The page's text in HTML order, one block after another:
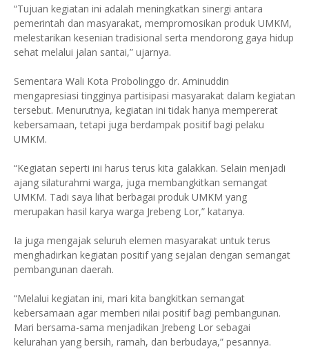
“Tujuan kegiatan ini adalah meningkatkan sinergi antara
pemerintah dan masyarakat, mempromosikan produk UMKM,
melestarikan kesenian tradisional serta mendorong gaya hidup
sehat melalui jalan santai,” ujarnya.
Sementara Wali Kota Probolinggo dr. Aminuddin
mengapresiasi tingginya partisipasi masyarakat dalam kegiatan
tersebut. Menurutnya, kegiatan ini tidak hanya mempererat
kebersamaan, tetapi juga berdampak positif bagi pelaku
UMKM.
“Kegiatan seperti ini harus terus kita galakkan. Selain menjadi
ajang silaturahmi warga, juga membangkitkan semangat
UMKM. Tadi saya lihat berbagai produk UMKM yang
merupakan hasil karya warga Jrebeng Lor,” katanya.
Ia juga mengajak seluruh elemen masyarakat untuk terus
menghadirkan kegiatan positif yang sejalan dengan semangat
pembangunan daerah.
“Melalui kegiatan ini, mari kita bangkitkan semangat
kebersamaan agar memberi nilai positif bagi pembangunan.
Mari bersama-sama menjadikan Jrebeng Lor sebagai
kelurahan yang bersih, ramah, dan berbudaya,” pesannya.